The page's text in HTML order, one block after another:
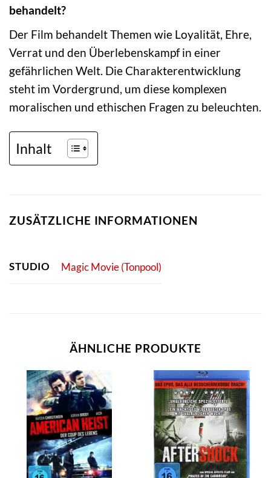
behandelt?
Der Film behandelt Themen wie Loyalität, Ehre,
Verrat und den Überlebenskampf in einer
gefährlichen Welt. Die Charakterentwicklung
steht im Vordergrund, um diese komplexen
moralischen und ethischen Fragen zu beleuchten.
Inhalt
ZUSÄTZLICHE INFORMATIONEN
STUDIO Magic Movie (Tonpool)
ÄHNLICHE PRODUKTE